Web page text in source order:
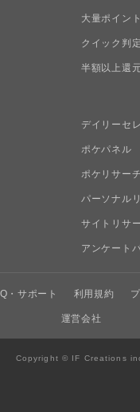
大量ポイント
クイック判定
半額以上還
デイリーセ
ポケパネル
ポケリサーチ
パーソナル
サイトリサ
アンケート
・サポート 利用規約
運営会社
Copyright © IF Creations